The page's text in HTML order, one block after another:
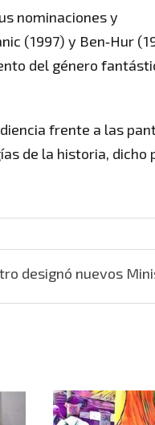
nominaciones y
(1997) y Ben‑Hur
del género
frente a las
de la historia, dicho
designó nuevos